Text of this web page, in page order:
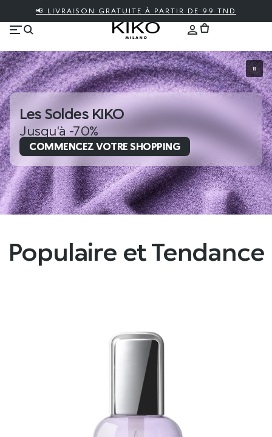
📢 LIVRAISON GRATUITE À PARTIR DE 99 TND
Les Soldes KIKO
Jusqu'à -70%
COMMENCEZ VOTRE SHOPPING
Populaire et Tendance